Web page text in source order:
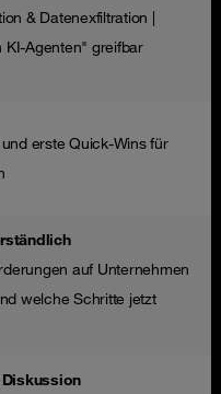
& Datenexfiltration |
KI-Agenten" greifbar
erste Quick-Wins für
auf Unternehmen
welche Schritte jetzt